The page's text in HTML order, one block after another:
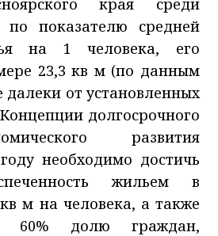
по показателю средней
на 1 человека, его
23,3 кв м (по данным
далеки от установленных
долгосрочного
развития
необходимо достичь
жильем в
м на человека, а также
60% долю граждан,